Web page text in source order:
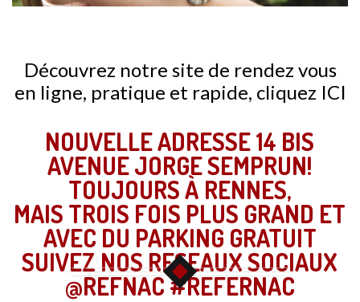
Découvrez notre site de rendez vous
en ligne, pratique et rapide, cliquez ICI
NOUVELLE ADRESSE 14 BIS
AVENUE JORGE SEMPRUN!
TOUJOURS À RENNES,
MAIS TROIS FOIS PLUS GRAND ET
AVEC DU PARKING GRATUIT
SUIVEZ NOS RESEAUX SOCIAUX
@REFNAC #REFERNAC